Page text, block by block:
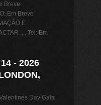
Breve
Em Breve
E
,,,, Tel: Em
- 2026
Day Gala